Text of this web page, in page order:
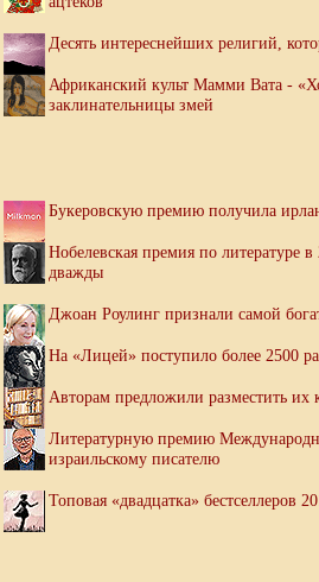
Десять интереснейших религий,
Африканский культ Мамми Вата -
заклинательницы змей
Букеровскую премию получила
Нобелевская премия по литературе в
дважды
Джоан Роулинг признали самой
На «Лицей» поступило более 2500
Авторам предложили разместить их
Литературную премию
израильскому писателю
Топовая «двадцатка» бестселлеров